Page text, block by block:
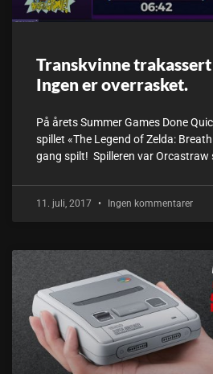
Transkvinne
Ingen er overrasket.
På årets Summer Games Done
spillet «The Legend of Zelda:
gang spilt! Spilleren var Orcastraw
11. juli, 2017 Ingen kommentarer